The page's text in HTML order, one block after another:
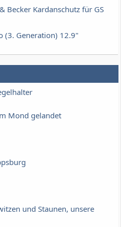
Becker Kardanschutz für GS
(3. Generation) 12.9"
Mond gelandet
und Staunen, unsere